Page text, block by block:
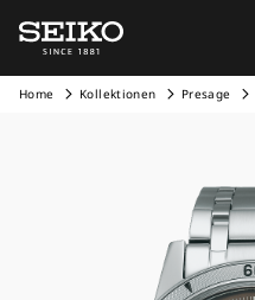
Home Kollektionen Presage